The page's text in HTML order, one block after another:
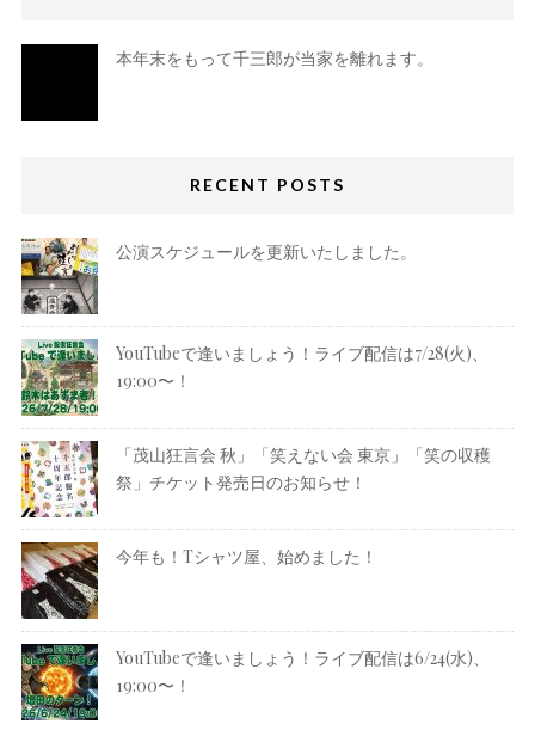
本年末をもって千三郎が当家を離れます。
RECENT POSTS
公演スケジュールを更新いたしました。
YouTubeで逢いましょう！ライブ配信は7/28(火)、
19:00〜！
「茂山狂言会 秋」「笑えない会 東京」「笑の収穫
祭」チケット発売日のお知らせ！
今年も！Tシャツ屋、始めました！
YouTubeで逢いましょう！ライブ配信は6/24(水)、
19:00〜！